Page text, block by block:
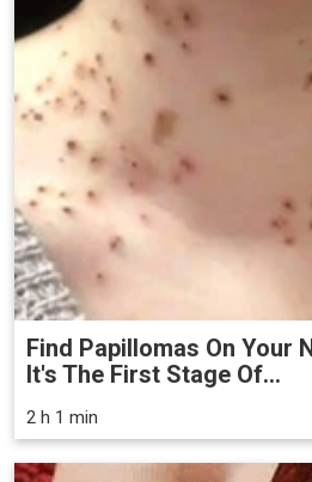
Find Papillomas On Your
It's The First Stage Of...
2 h 1 min